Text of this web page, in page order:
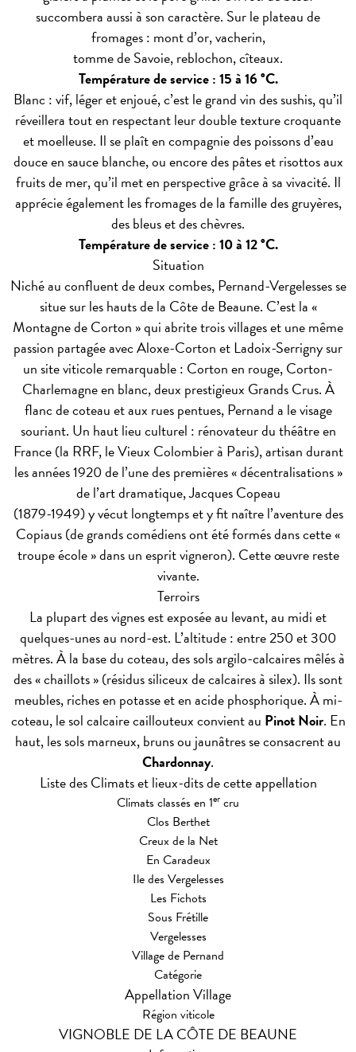
succombera aussi à son caractère. Sur le plateau de
fromages : mont d’or, vacherin,
tomme de Savoie, reblochon, cîteaux.
Température de service : 15 à 16 °C.
Blanc : vif, léger et enjoué, c’est le grand vin des sushis, qu’il
réveillera tout en respectant leur double texture croquante
et moelleuse. Il se plaît en compagnie des poissons d’eau
douce en sauce blanche, ou encore des pâtes et risottos aux
fruits de mer, qu’il met en perspective grâce à sa vivacité. Il
apprécie également les fromages de la famille des gruyères,
des bleus et des chèvres.
Température de service : 10 à 12 °C.
Situation
Niché au confluent de deux combes, Pernand-Vergelesses se
situe sur les hauts de la Côte de Beaune. C’est la «
Montagne de Corton » qui abrite trois villages et une même
passion partagée avec Aloxe-Corton et Ladoix-Serrigny sur
un site viticole remarquable : Corton en rouge, Corton-
Charlemagne en blanc, deux prestigieux Grands Crus. À
flanc de coteau et aux rues pentues, Pernand a le visage
souriant. Un haut lieu culturel : rénovateur du théâtre en
France (la RRF, le Vieux Colombier à Paris), artisan durant
les années 1920 de l’une des premières « décentralisations »
de l’art dramatique, Jacques Copeau
(1879-1949) y vécut longtemps et y fit naître l’aventure des
Copiaus (de grands comédiens ont été formés dans cette «
troupe école » dans un esprit vigneron). Cette œuvre reste
vivante.
Terroirs
La plupart des vignes est exposée au levant, au midi et
quelques-unes au nord-est. L’altitude : entre 250 et 300
mètres. À la base du coteau, des sols argilo-calcaires mêlés à
des « chaillots » (résidus siliceux de calcaires à silex). Ils sont
meubles, riches en potasse et en acide phosphorique. À mi-
coteau, le sol calcaire caillouteux convient au Pinot Noir. En
haut, les sols marneux, bruns ou jaunâtres se consacrent au
Chardonnay.
Liste des Climats et lieux-dits de cette appellation
Climats classés en 1er cru
Clos Berthet
Creux de la Net
En Caradeux
Ile des Vergelesses
Les Fichots
Sous Frétille
Vergelesses
Village de Pernand
Catégorie
Appellation Village
Région viticole
VIGNOBLE DE LA CÔTE DE BEAUNE